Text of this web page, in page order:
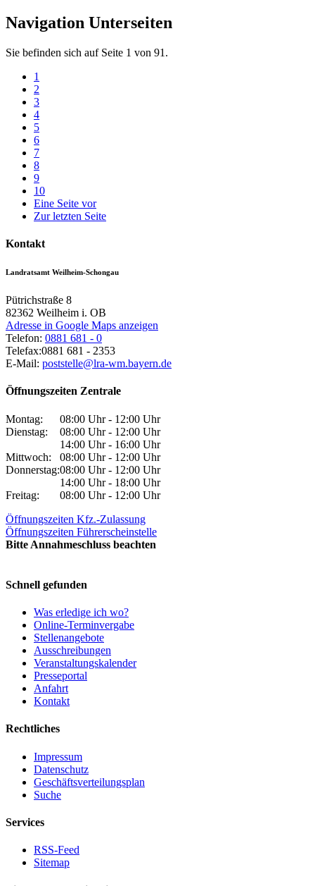
Navigation Unterseiten
Sie befinden sich auf Seite 1 von 91.
1
2
3
4
5
6
7
8
9
10
Eine Seite vor
Zur letzten Seite
Kontakt
Landratsamt Weilheim-Schongau
Pütrichstraße 8
82362 Weilheim i. OB
Adresse in Google Maps anzeigen
Telefon: 0881 681 - 0
Telefax:0881 681 - 2353
E-Mail: poststelle@lra-wm.bayern.de
Öffnungszeiten Zentrale
Montag:
08:00 Uhr - 12:00 Uhr
Dienstag:
08:00 Uhr - 12:00 Uhr
14:00 Uhr - 16:00 Uhr
Mittwoch:
08:00 Uhr - 12:00 Uhr
Donnerstag:08:00 Uhr - 12:00 Uhr
14:00 Uhr - 18:00 Uhr
Freitag:
08:00 Uhr - 12:00 Uhr
Öffnungszeiten Kfz.-Zulassung
Öffnungszeiten Führerscheinstelle
Bitte Annahmeschluss beachten
Schnell gefunden
Was erledige ich wo?
Online-Terminvergabe
Stellenangebote
Ausschreibungen
Veranstaltungskalender
Presseportal
Anfahrt
Kontakt
Rechtliches
Impressum
Datenschutz
Geschäftsverteilungsplan
Suche
Services
RSS-Feed
Sitemap